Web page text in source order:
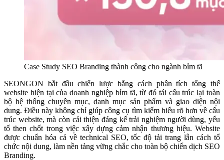
Case Study SEO Branding thành công cho ngành bỉm tã
SEONGON bắt đầu chiến lược bằng cách phân tích tổng thể
website hiện tại của doanh nghiệp bỉm tã, từ đó tái cấu trúc lại toàn
bộ hệ thống chuyên mục, danh mục sản phẩm và giao diện nội
dung. Điều này không chỉ giúp công cụ tìm kiếm hiểu rõ hơn về cấu
trúc website, mà còn cải thiện đáng kể trải nghiệm người dùng, yếu
tố then chốt trong việc xây dựng cảm nhận thương hiệu. Website
được chuẩn hóa cả về technical SEO, tốc độ tải trang lẫn cách tổ
chức nội dung, làm nền tảng vững chắc cho toàn bộ chiến dịch SEO
Branding.